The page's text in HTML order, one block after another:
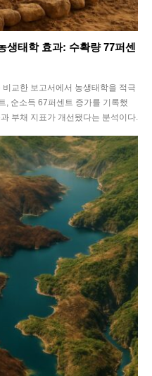
생태학 효과: 수확량 77퍼센
교한 보고서에서 농생태학을 적극
, 순소득 67퍼센트 증가를 기록했
부채 지표가 개선됐다는 분석이다.